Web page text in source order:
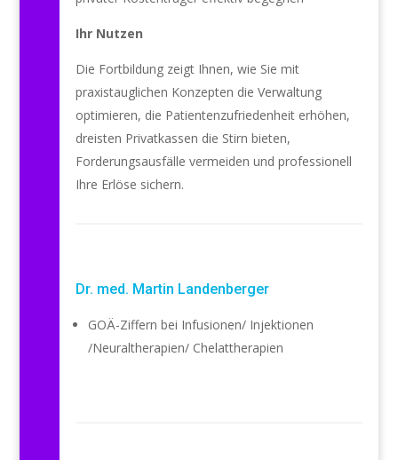
Ihr Nutzen
Die Fortbildung zeigt Ihnen, wie Sie mit
praxistauglichen Konzepten die Verwaltung
optimieren, die Patientenzufriedenheit erhöhen,
dreisten Privatkassen die Stirn bieten,
Forderungsausfälle vermeiden und professionell
Ihre Erlöse sichern.
Dr. med. Martin Landenberger
GOÄ-Ziffern bei Infusionen/ Injektionen
/Neuraltherapien/ Chelattherapien